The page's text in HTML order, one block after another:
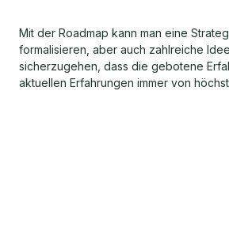
Mit der Roadmap kann man eine
formalisieren, aber auch zahlreiche
sicherzugehen, dass die gebotene
aktuellen Erfahrungen immer von